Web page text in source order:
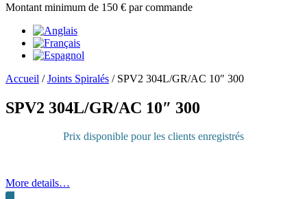
Montant minimum de 150 € par commande
Accueil /Joints Spiralés / SPV2 304L/GR/AC 10″ 300
SPV2 304L/GR/AC 10″ 300
Prix disponible pour les clients enregistrés
More details…